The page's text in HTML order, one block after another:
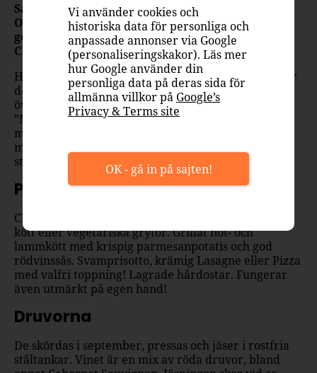
Så beskrivs nya Mucchietto Vino Rosso Italiano
Organic av Riccardo Pasqua själv, tredje
generationens vinskapare från Pasqua Vigneti e
Cantine.
Handgesten på boxen är en unik kod som summerar
det italienska sättet att leva – kärleken för att
överdriva, gestikulera och prata högt. Vinet
”Mucchietto” representerar allt detta med sin
mörkröda färg, generösa kryddiga doft och smak av
mogen bärfrukt, balanserad kryddighet och viss
stramhet av tanniner.
Passar till
Charkuterier av alla dess slag! Smakrika rätter som
kött eller vegetariska grytor. Grillat nöt- och
lammkött med krispig parmesanpotatis och god
rödvinssås. Svamprisotto, krämig Lasagne eller Pizza
med valfri toppning! Lagrade hårdostar. Fungerar
även utmärkt på egen hand!
Druvorna
De skördas i september, pressas och jäser i rostfria
ståltankar. Vinet är en mix av röda druvor, bland
Vi använder cookies och
historiska data för personliga och
anpassade annonser via Google
(personaliseringskakor). Läs mer
hur Google använder din
personliga data på deras sida för
allmänna villkor på Google’s
Privacy & Terms site
OK - gå in på sajten!